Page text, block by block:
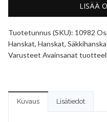
LISÄÄ
Tuotetunnus (SKU): 10982
Hanskat, Hanskat,
Varusteet Avainsanat
Kuvaus Lisätiedot